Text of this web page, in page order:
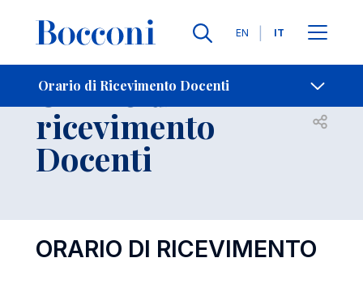
Lingue
EN IT
Orario di Ricevimento Docenti
-
Orario di
ricevimento
Docenti
Open
ORARIO DI RICEVIMENTO